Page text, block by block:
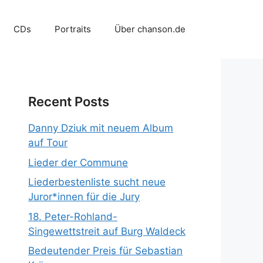
CDs Portraits Über chanson.de
Recent Posts
Danny Dziuk mit neuem Album
auf Tour
Lieder der Commune
Liederbestenliste sucht neue
Juror*innen für die Jury
18. Peter-Rohland-
Singewettstreit auf Burg Waldeck
Bedeutender Preis für Sebastian